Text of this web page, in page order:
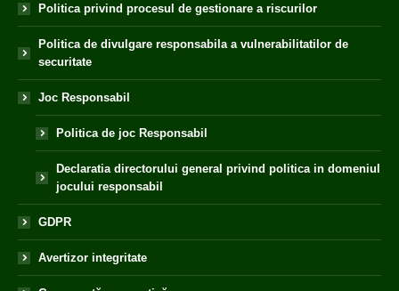
Politica privind procesul de gestionare a riscurilor
Politica de divulgare responsabila a vulnerabilitatilor de
securitate
Joc Responsabil
Politica de joc Responsabil
Declaratia directorului general privind politica in domeniul
jocului responsabil
GDPR
Avertizor integritate